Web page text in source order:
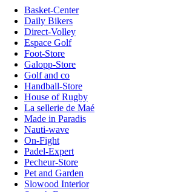
Basket-Center
Daily Bikers
Direct-Volley
Espace Golf
Foot-Store
Galopp-Store
Golf and co
Handball-Store
House of Rugby
La sellerie de Maé
Made in Paradis
Nauti-wave
On-Fight
Padel-Expert
Pecheur-Store
Pet and Garden
Slowood Interior